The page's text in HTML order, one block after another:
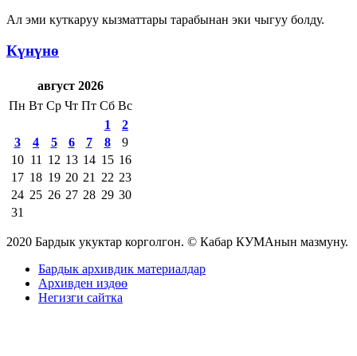
Ал эми куткаруу кызматтары тарабынан эки чыгуу болду.
Күнүнө
август 2026
Пн Вт Ср Чт Пт Сб Вс
1
2
3
4 5 6 7 8
9
10 11 12 13 14 15 16
17 18 19 20 21 22 23
24 25 26 27 28 29 30
31
2020 Бардык укуктар корголгон. © Кабар КУМАнын мазмуну.
Бардык архивдик материалдар
Архивден издөө
Негизги сайтка